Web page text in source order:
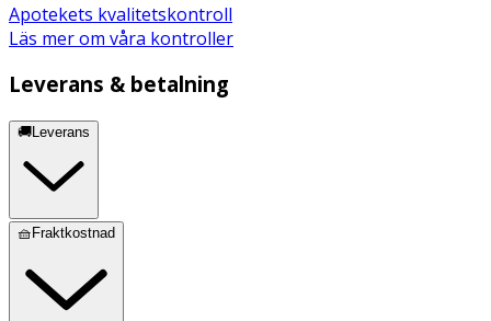
Apotekets kvalitetskontroll
Läs mer om våra kontroller
Leverans & betalning
🚚Leverans
🧺Fraktkostnad